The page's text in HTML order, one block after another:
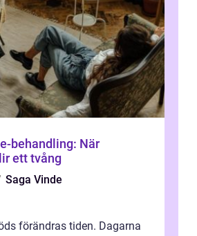
behandling: När
ett tvång
Saga Vinde
förändras tiden. Dagarna